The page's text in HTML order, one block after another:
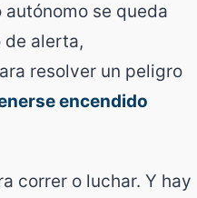
se queda
de alerta,
resolver un peligro
encendido
correr o luchar. Y hay